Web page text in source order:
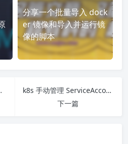
分享一个批量导入 dock
er 镜像和导入并运行镜
像的脚本
片问题
k8s 手动管理 ServiceAccount 的 Secret
下一篇